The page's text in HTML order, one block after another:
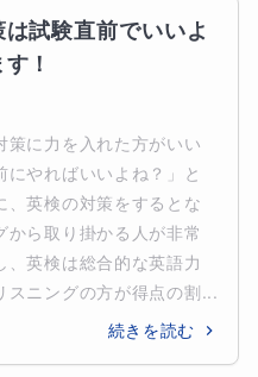
は試験直前でいいよ
！
策に力を入れた方がいい
やればいいよね？」と
、英検の対策をするとな
から取り掛かる人が非常
、英検は総合的な英語力
スニングの方が得点の割...
続きを読む